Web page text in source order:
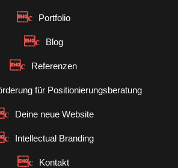
Portfolio
Blog
Referenzen
für Positionierungsberatung
Deine neue Website
Intellectual Branding
Kontakt